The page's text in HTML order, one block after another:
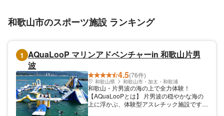
和歌山市のスポーツ施設 ランキング
1 AQuaLooP マリンアドベンチャーin 和歌山片男
波
4.5(76件)
和歌山県 和歌山市・加太・和歌浦
和歌山・片男波の海の上で全力体験！
【AQuaLooPとは】 片男波の穏やかな海の
上に浮かぶ、体験型アスレチック施設です。